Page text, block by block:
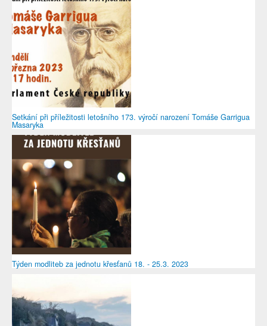
Setkání při příležitosti letošního 173. výročí narození Tomáše Garrigua
Masaryka
Týden modliteb za jednotu křesťanů 18. - 25.3. 2023